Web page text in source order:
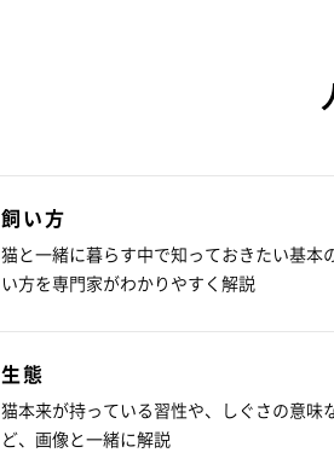
飼い方
猫と一緒に暮らす中で知っておきたい基本
い方を専門家がわかりやすく解説
生態
猫本来が持っている習性や、しぐさの意味
ど、画像と一緒に解説